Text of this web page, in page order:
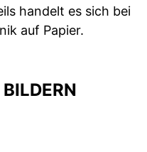
handelt es sich bei
auf Papier.